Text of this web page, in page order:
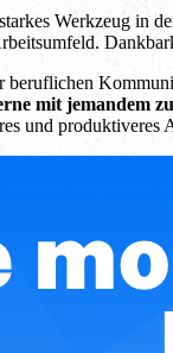
Werkzeug in
mit jemandem
und produktiveres